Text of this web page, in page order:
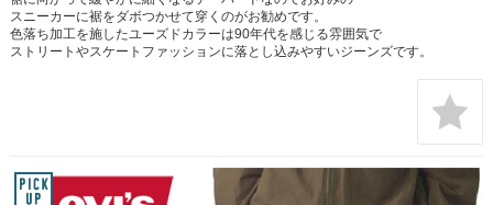
スニーカーに裾をダボつかせて穿くのがお勧めです。
色落ち加工を施したユーズドカラーは90年代を感じる雰囲気で
ストリートやスケートファッションに落とし込みやすいジーンズです。